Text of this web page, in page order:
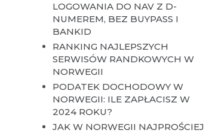
LOGOWANIA DO NAV Z D-
NUMEREM, BEZ BUYPASS I
BANKID
RANKING NAJLEPSZYCH
SERWISÓW RANDKOWYCH W
NORWEGII
PODATEK DOCHODOWY W
NORWEGII: ILE ZAPŁACISZ W
2024 ROKU?
JAK W NORWEGII NAJPROŚCIEJ